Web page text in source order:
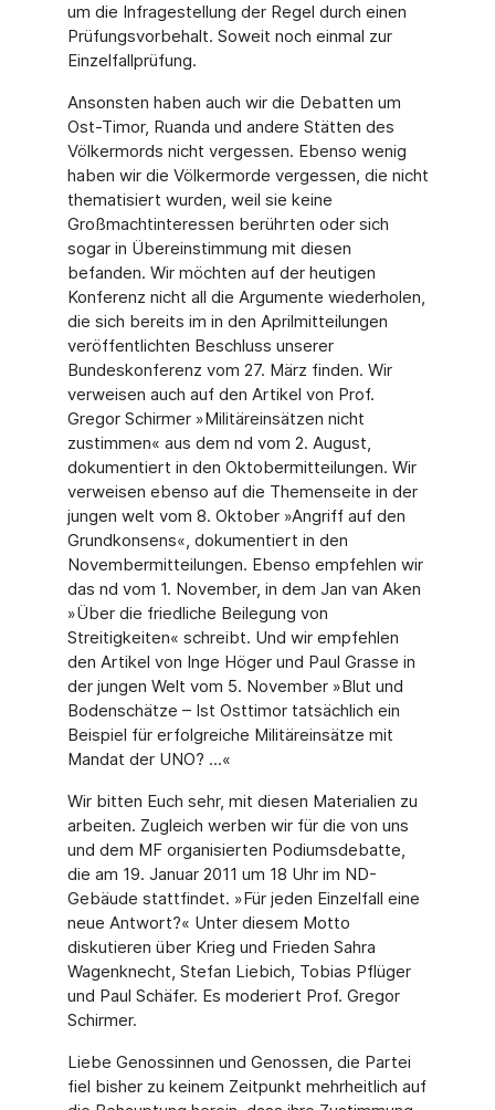
um die Infragestellung der Regel durch einen
Prüfungsvorbehalt. Soweit noch einmal zur
Einzelfallprüfung.
Ansonsten haben auch wir die Debatten um
Ost-Timor, Ruanda und andere Stätten des
Völkermords nicht vergessen. Ebenso wenig
haben wir die Völkermorde vergessen, die nicht
thematisiert wurden, weil sie keine
Großmachtinteressen berührten oder sich
sogar in Übereinstimmung mit diesen
befanden. Wir möchten auf der heutigen
Konferenz nicht all die Argumente wiederholen,
die sich bereits im in den Aprilmitteilungen
veröffentlichten Beschluss unserer
Bundeskonferenz vom 27. März finden. Wir
verweisen auch auf den Artikel von Prof.
Gregor Schirmer »Militäreinsätzen nicht
zustimmen« aus dem nd vom 2. August,
dokumentiert in den Oktobermitteilungen. Wir
verweisen ebenso auf die Themenseite in der
jungen welt vom 8. Oktober »Angriff auf den
Grundkonsens«, dokumentiert in den
Novembermitteilungen. Ebenso empfehlen wir
das nd vom 1. November, in dem Jan van Aken
»Über die friedliche Beilegung von
Streitigkeiten« schreibt. Und wir empfehlen
den Artikel von Inge Höger und Paul Grasse in
der jungen Welt vom 5. November »Blut und
Bodenschätze – Ist Osttimor tatsächlich ein
Beispiel für erfolgreiche Militäreinsätze mit
Mandat der UNO? ...«
Wir bitten Euch sehr, mit diesen Materialien zu
arbeiten. Zugleich werben wir für die von uns
und dem MF organisierten Podiumsdebatte,
die am 19. Januar 2011 um 18 Uhr im ND-
Gebäude stattfindet. »Für jeden Einzelfall eine
neue Antwort?« Unter diesem Motto
diskutieren über Krieg und Frieden Sahra
Wagenknecht, Stefan Liebich, Tobias Pflüger
und Paul Schäfer. Es moderiert Prof. Gregor
Schirmer.
Liebe Genossinnen und Genossen, die Partei
fiel bisher zu keinem Zeitpunkt mehrheitlich auf